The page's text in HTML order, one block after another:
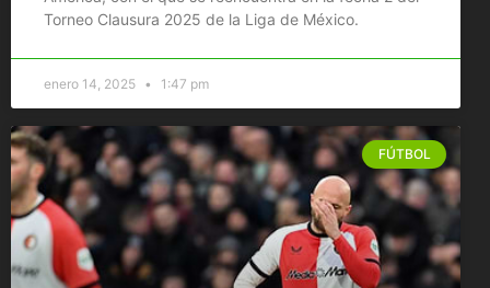
Torneo Clausura 2025 de la Liga de México.
enero 14, 2025 1:47 pm
FÚTBOL